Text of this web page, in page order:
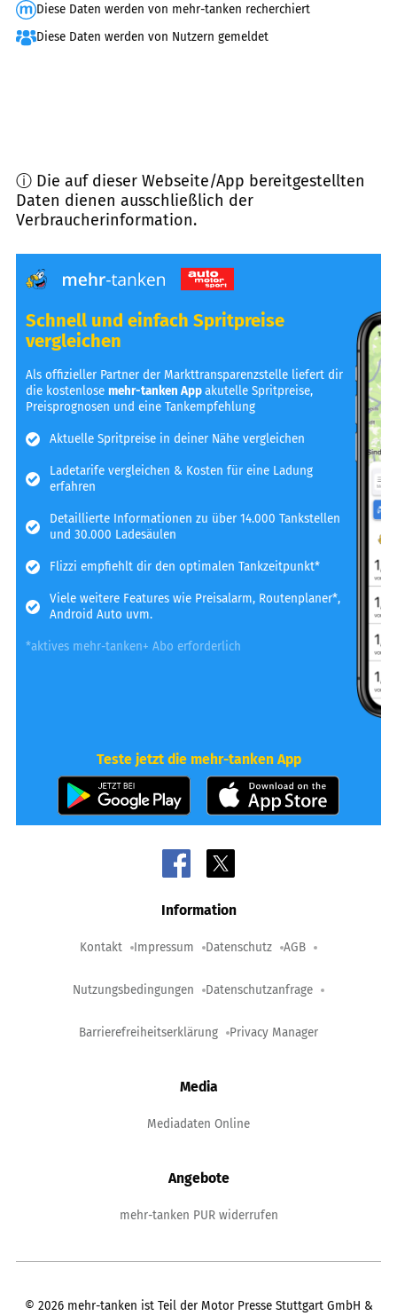
Diese Daten werden von mehr-tanken recherchiert
Diese Daten werden von Nutzern gemeldet
ⓘ Die auf dieser Webseite/App bereitgestellten
Daten dienen ausschließlich der
Verbraucherinformation.
Schnell und einfach Spritpreise
vergleichen
Als offizieller Partner der Markttransparenzstelle liefert dir
die kostenlosemehr-tanken Appakutelle Spritpreise,
Preisprognosen und eine Tankempfehlung
Aktuelle Spritpreise in deiner Nähe vergleichen
Ladetarife vergleichen & Kosten für eine Ladung
erfahren
Detaillierte Informationen zu über 14.000 Tankstellen
und 30.000 Ladesäulen
Flizzi empfiehlt dir den optimalen Tankzeitpunkt*
Viele weitere Features wie Preisalarm, Routenplaner*,
Android Auto uvm.
*aktives mehr-tanken+ Abo erforderlich
Teste jetzt die mehr-tanken App
Information
Kontakt Impressum Datenschutz AGB
Nutzungsbedingungen Datenschutzanfrage
Barrierefreiheitserklärung Privacy Manager
Media
Mediadaten Online
Angebote
mehr-tanken PUR widerrufen
© 2026 mehr-tanken ist Teil der Motor Presse Stuttgart GmbH &